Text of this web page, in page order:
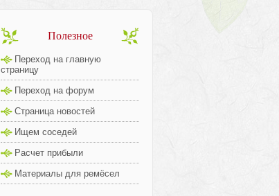
Полезное
Переход на главную
страницу
Переход на форум
Страница новостей
Ищем соседей
Расчет прибыли
Материалы для ремёсел